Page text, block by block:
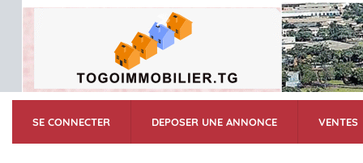
SE CONNECTER DEPOSER UNE ANNONCE VENTES